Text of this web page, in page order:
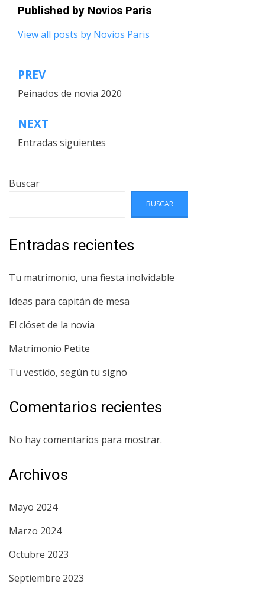
Published by Novios Paris
View all posts by Novios Paris
Navegación
de
entradas
PREV
Peinados de novia 2020
NEXT
Entradas siguientes
Buscar
BUSCAR
Entradas recientes
Tu matrimonio, una fiesta inolvidable
Ideas para capitán de mesa
El clóset de la novia
Matrimonio Petite
Tu vestido, según tu signo
Comentarios recientes
No hay comentarios para mostrar.
Archivos
Mayo 2024
Marzo 2024
Octubre 2023
Septiembre 2023